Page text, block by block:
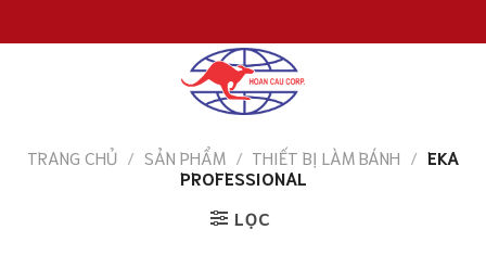
đến
TRANG CHỦ / SẢN PHẨM / THIẾT BỊ LÀM BÁNH / EKA
PROFESSIONAL
LỌC